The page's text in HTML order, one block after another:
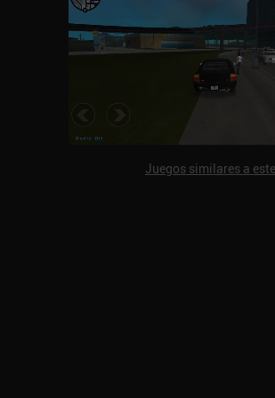
Juegos similares a este